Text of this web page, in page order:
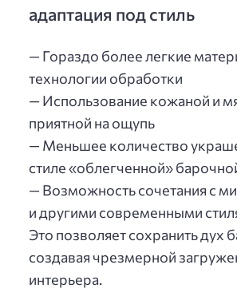
адаптация под стиль
— Гораздо более легкие
технологии обработки
— Использование кожаной и
приятной на ощупь
— Меньшее количество
стиле «облегченной»
— Возможность сочетания с
и другими современными
Это позволяет сохранить дух
создавая чрезмерной
интерьера.